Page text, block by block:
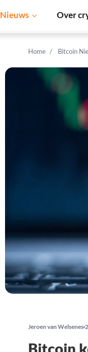
Nieuws Over
Home Bitcoin
Jeroen van Welsenes
Bitcoin